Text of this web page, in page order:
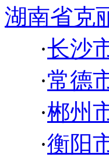
湖南省克
·长沙
·常德
·郴州
·衡阳